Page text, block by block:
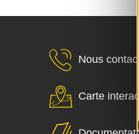
Nous
Carte